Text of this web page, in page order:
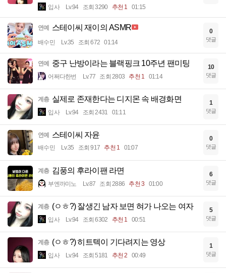
입사 Lv.94 조회 3290 추천 1 01:15
연예 스테이씨 재이의 ASMR
배수민 Lv.35 조회 672 01:14
0
댓글
연예 중구 난방이라는 블랙핑크 10주년 팬미팅
어쩌다한번 Lv.77 조회 2803 추천 1 01:14
10
댓글
계층 실제로 존재한다는 디지몬 속 배경화면
입사 Lv.94 조회 2431 01:11
1
댓글
연예 스테이씨 자윤
배수민 Lv.35 조회 917 추천 1 01:07
0
댓글
계층 김풍의 후라이팬 라면
부엔까미노 Lv.87 조회 2886 추천 3 01:00
6
댓글
계층 (ㅇㅎ?) 잘생긴 남자 보면 혀가 나오는 여자
입사 Lv.94 조회 6302 추천 1 00:51
5
댓글
계층 (ㅇㅎ?) 히트텍이 기다려지는 영상
입사 Lv.94 조회 5181 추천 2 00:49
1
댓글